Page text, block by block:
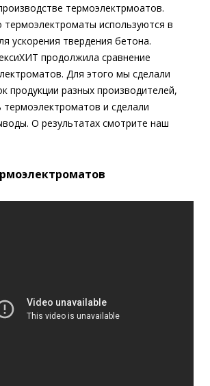
термоэлектрмоатов.
используются в
ускорения твердения бетона.
продолжила сравнение
Для этого мы сделали
продукции разных производителей,
термоэлектроматов и сделали
О результатах смотрите наш